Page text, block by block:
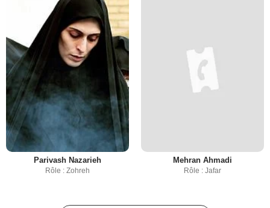
Parivash Nazarieh
Rôle : Zohreh
Mehran Ahmadi
Rôle : Jafar